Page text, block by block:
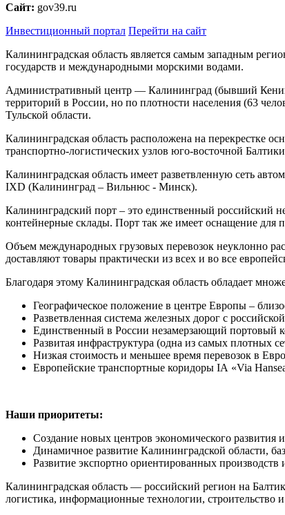
Сайт: gov39.ru
Инвестиционный портал Перейти на сайт
Калининградская область является самым западным
государств и международными морскими водами.
Административный центр — Калининград (бывший
территорий в России, но по плотности населения (63
Тульской области.
Калининградская область расположена на перекрестке
транспортно-логистических узлов юго-восточной
Калининградская область имеет разветвленную сеть
IXD (Калининград – Вильнюс - Минск).
Калининградский порт – это единственный российский
контейнерные склады. Порт так же имеет оснащение
Объем международных грузовых перевозок неуклонно
доставляют товары практически из всех и во все
Благодаря этому Калининградская область обладает
Географическое положение в центре Европы –
Разветвленная система железных дорог с
Единственный в России незамерзающий портовый
Развитая инфраструктура (одна из самых плотных
Низкая стоимость и меньшее время перевозок в
Европейские транспортные коридоры IА «Via
Наши приоритеты:
Создание новых центров экономического
Динамичное развитие Калининградской области,
Развитие экспортно ориентированных
Калининградская область — российский регион на
логистика, информационные технологии, строительство